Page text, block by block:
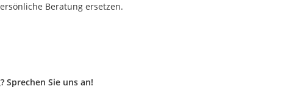
Beratung ersetzen.
Sprechen Sie uns an!